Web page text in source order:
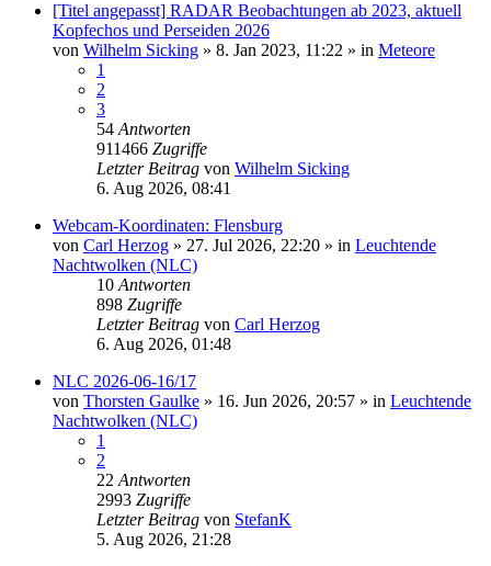
[Titel angepasst] RADAR Beobachtungen ab 2023, aktuell
Kopfechos und Perseiden 2026
von Wilhelm Sicking » 8. Jan 2023, 11:22 » in Meteore
1
2
3
54 Antworten
911466 Zugriffe
Letzter Beitrag von Wilhelm Sicking
6. Aug 2026, 08:41
Webcam-Koordinaten: Flensburg
von Carl Herzog » 27. Jul 2026, 22:20 » in Leuchtende
Nachtwolken (NLC)
10 Antworten
898 Zugriffe
Letzter Beitrag von Carl Herzog
6. Aug 2026, 01:48
NLC 2026-06-16/17
von Thorsten Gaulke » 16. Jun 2026, 20:57 » in Leuchtende
Nachtwolken (NLC)
1
2
22 Antworten
2993 Zugriffe
Letzter Beitrag von StefanK
5. Aug 2026, 21:28